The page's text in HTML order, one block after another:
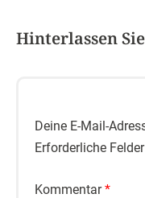
Hinterlassen
Deine E-Mail-
Erforderliche
Kommentar*